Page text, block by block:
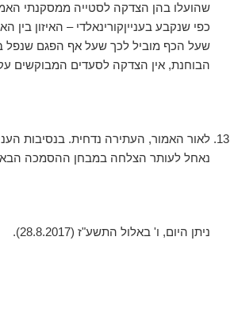
שהועלו בהן הצדקה לסטייה ממסקנתי
כפי שנקבע בענייןקורינאלדי – האיזון בין
שעל הכף מוביל לכך שעל אף הפגם שנפל
הבוחנת, אין הצדקה לסעדים המבוקשים
לאור האמור, העתירה נדחית. בנסיבות
נאחל לעותר הצלחה במבחן ההסמכה הבא
ניתן היום, ‏ו' באלול התשע"ז (‏28.8.2017).